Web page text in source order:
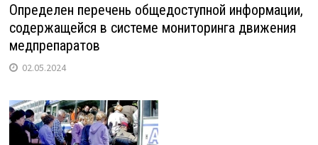
Определен перечень общедоступной информации,
содержащейся в системе мониторинга движения
медпрепаратов
02.05.2024